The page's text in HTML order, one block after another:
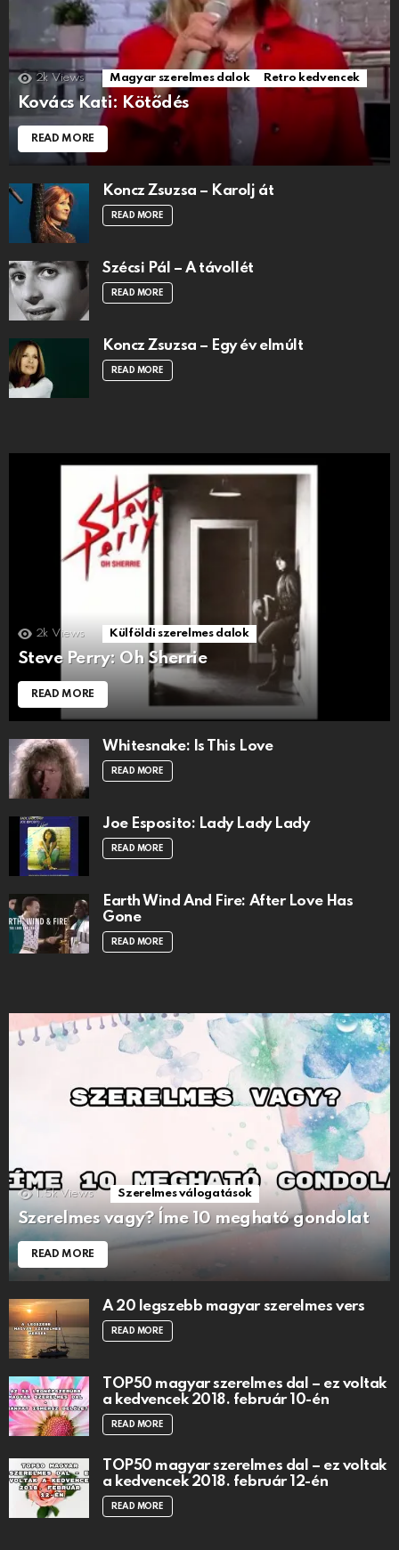
2k Views Magyar szerelmes dalok Retro kedvencek
Kovács Kati: Kötődés
READ MORE
Koncz Zsuzsa – Karolj át
READ MORE
Szécsi Pál – A távollét
READ MORE
Koncz Zsuzsa – Egy év elmúlt
READ MORE
2k Views Külföldi szerelmes dalok
Steve Perry: Oh Sherrie
READ MORE
Whitesnake: Is This Love
READ MORE
Joe Esposito: Lady Lady Lady
READ MORE
Earth Wind And Fire: After Love Has
Gone
READ MORE
1.5k Views Szerelmes válogatások
Szerelmes vagy? Íme 10 megható gondolat
READ MORE
A 20 legszebb magyar szerelmes vers
READ MORE
TOP50 magyar szerelmes dal – ez voltak
a kedvencek 2018. február 10-én
READ MORE
TOP50 magyar szerelmes dal – ez voltak
a kedvencek 2018. február 12-én
READ MORE